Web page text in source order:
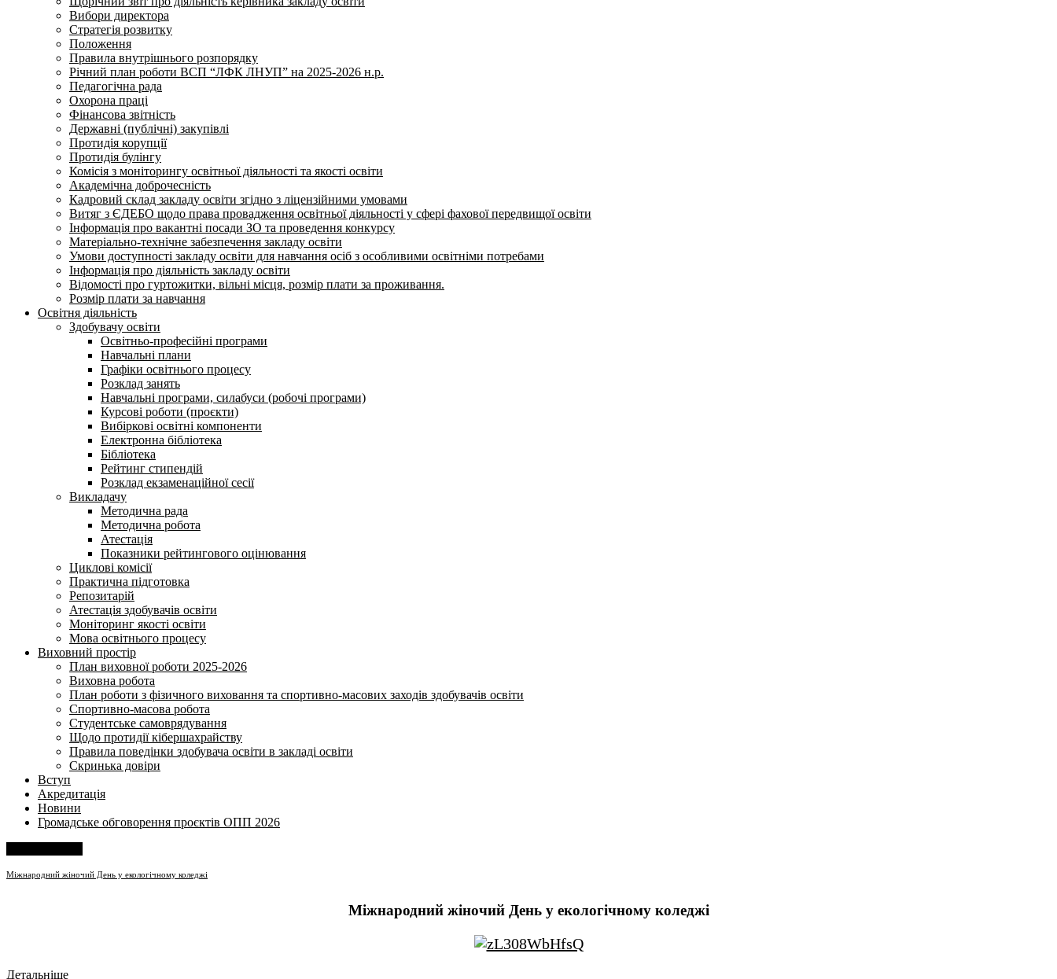
Вибори директора
Стратегія розвитку
Положення
Правила внутрішнього розпорядку
Річний план роботи ВСП “ЛФК ЛНУП” на 2025-2026 н.р.
Педагогічна рада
Охорона праці
Фінансова звітність
Державні (публічні) закупівлі
Протидія корупції
Протидія булінгу
Комісія з моніторингу освітньої діяльності та якості освіти
Академічна доброчесність
Кадровий склад закладу освіти згідно з ліцензійними умовами
Витяг з ЄДЕБО щодо права провадження освітньої діяльності у сфері фахової передвищої освіти
Інформація про вакантні посади ЗО та проведення конкурсу
Матеріально-технічне забезпечення закладу освіти
Умови доступності закладу освіти для навчання осіб з особливими освітніми потребами
Інформація про діяльність закладу освіти
Відомості про гуртожитки, вільні місця, розмір плати за проживання.
Розмір плати за навчання
Освітня діяльність
Здобувачу освіти
Освітньо-професійні програми
Навчальні плани
Графіки освітнього процесу
Розклад занять
Навчальні програми, силабуси (робочі програми)
Курсові роботи (проєкти)
Вибіркові освітні компоненти
Електронна бібліотека
Бібліотека
Рейтинг стипендій
Розклад екзаменаційної сесії
Викладачу
Методична рада
Методична робота
Атестація
Показники рейтингового оцінювання
Циклові комісії
Практична підготовка
Репозитарій
Атестація здобувачів освіти
Моніторинг якості освіти
Мова освітнього процесу
Виховний простір
План виховної роботи 2025-2026
Виховна робота
План роботи з фізичного виховання та спортивно-масових заходів здобувачів освіти
Спортивно-масова робота
Студентське самоврядування
Щодо протидії кібершахрайству
Правила поведінки здобувача освіти в закладі освіти
Скринька довіри
Вступ
Акредитація
Новини
Громадське обговорення проєктів ОПП 2026
Міжнародний жіночий День у екологічному коледжі
Міжнародний жіночий День у екологічному коледжі
Детальніше